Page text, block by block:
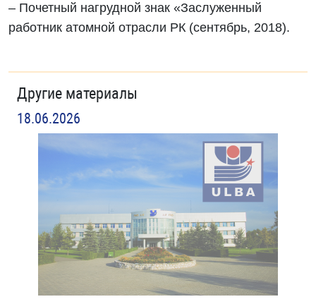
– Почетный нагрудной знак «Заслуженный
работник атомной отрасли РК (сентябрь, 2018).
Другие материалы
18.06.2026